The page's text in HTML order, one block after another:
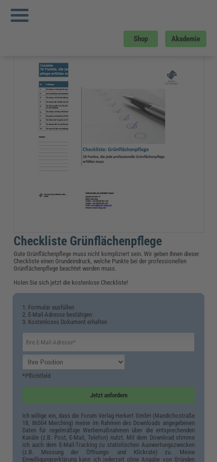
Shop Akademie
Sie sind hier:
Grünflächenpflege
Checkliste Grünflächenpflege
Gute Grünflächenpflege muss nicht kompliziert sein. Wir geben Ihnen dieser
Checkliste einen Grundeindruck, welche Punkte bei der professionellen
Grünflächenpflege beachtet werden muss.
Holen Sie sich jetzt die kostenlose Checkliste!
1. Formular ausfüllen
2. E-Mail-Adresse bestätigen
3. Kostenloses Dokument erhalten
*Pflichtfeld
Jetzt anfordern
Ich willige ein, dass die Forum Verlag Herkert GmbH (Mandichostraße
18, 86504 Merching) meine im Rahmen des Downloads angegebenen
Daten für regelmäßige Werbemaßnahmen über die entsprechenden
Kanäle (z.B. Post, E-Mail, Telefon) nutzt. Mit dem Download stimme
ich auch dem E-Mail-Tracking zu statistischen Auswertungszwecken
(z.B. Messung der Öffnungs- und Klickrate) zu. Meine
Einwilligungserklärung kann ich jederzeit ohne Angabe von Gründen